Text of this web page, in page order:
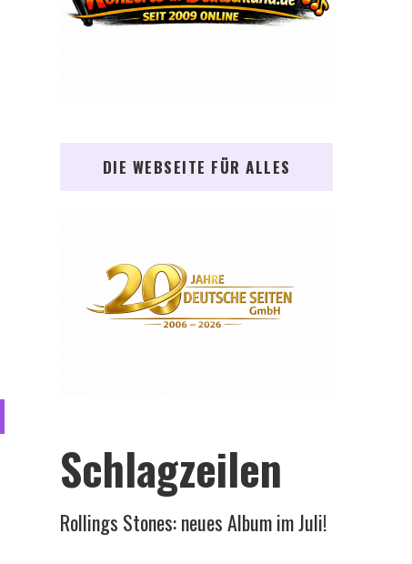
DIE WEBSEITE FÜR ALLES
Schlagzeilen
Rollings Stones: neues Album im Juli!